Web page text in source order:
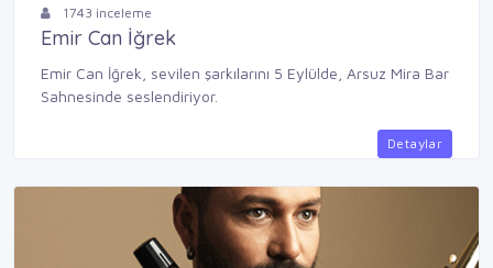
1743 inceleme
Emir Can İğrek
Emir Can İğrek, sevilen şarkılarını 5 Eylülde, Arsuz Mira Bar
Sahnesinde seslendiriyor.
Detaylar